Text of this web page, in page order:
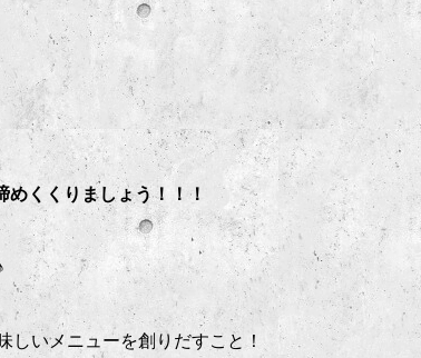
くくりましょう！！！
しいメニューを創りだすこと！